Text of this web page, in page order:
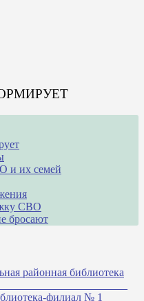
и их семей
СВО
бросают
районная библиотека
филиал № 1